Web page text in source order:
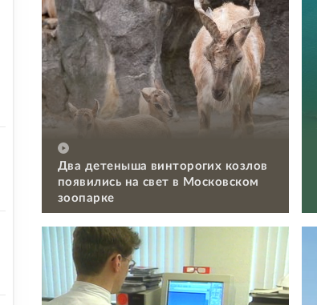
Два детеныша винторогих козлов
появились на свет в Московском
зоопарке